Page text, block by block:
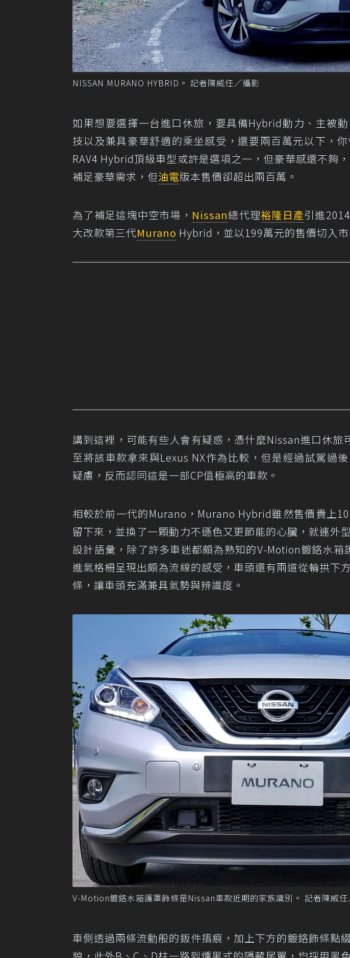
NISSAN MURANO HYBRID。 記者陳威任／攝影
如果想要選擇一台進口休旅，要具備Hybrid動力、主被
技以及兼具豪華舒適的乘坐感受，還要兩百萬元以下，
RAV4 Hybrid頂級車型或許是選項之一，但豪華感還不夠
補足豪華需求，但油電版本售價卻超出兩百萬。
為了補足這塊中空市場， Nissan總代理裕隆日產引進
大改款第三代Murano Hybrid，並以199萬元的售價切入市
講到這裡，可能有些人會有疑惑，憑什麼Nissan進口休旅
至將該車款拿來與Lexus NX作為比較，但是經過試駕過
疑慮，反而認同這是一部CP值極高的車款。
相較於前一代的Murano，Murano Hybrid雖然售價貴上
留下來，並換了一顆動力不遜色又更節能的心臟，就連外
設計語彙，除了許多車迷都頗為熟知的V-Motion鍍鉻水箱
進氣格柵呈現出頗為流線的感受，車頭還有兩道從輪拱下
條，讓車頭充滿兼具氣勢與辨識度。
V-Motion鍍鉻水箱護罩飾條是Nissan車款近期的家族識別。 記者陳威任
車側透過兩條流動般的鈑件摺痕，加上下方的鍍鉻飾條點